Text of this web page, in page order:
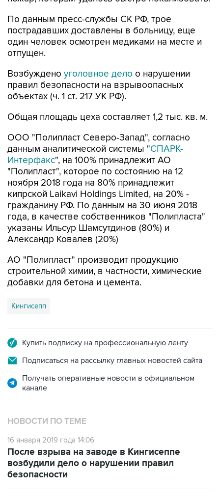
один человек осмотрен медиками на месте и
отпущен.
Возбуждено
объектах (ч. 1 ст. 217 УК РФ).
Общая площадь цеха составляет 1,2 тыс. кв. м.
ООО "Полипласт Северо-Запад", согласно
Интерфакс", на 100% принадлежит АО
"Полипласт", которое по состоянию на 12
ноября 2018 года на 80% принадлежит
кипрской Laikavi Holdings Limited, на 20% -
гражданину РФ. По данным на 30 июня 2018
года, в качестве собственников "Полипласта"
указаны Ильсур Шамсутдинов (80%) и
Александр Ковалев (20%)
АО "Полипласт" производит продукцию
добавки для бетона и цемента.
Кингисепп
Подписаться на рассылку главных новостей сайта
Получать оперативные новости в официальном
НОВОСТИ ПО ТЕМЕ
16 января 2019 года 14:06
возбудили дело о нарушении правил
безопасности